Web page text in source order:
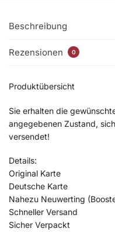
Beschreibung
Rezensionen 0
Produktübersicht
Sie erhalten die
angegebenen Zustand,
versendet!
Details:
Original Karte
Deutsche Karte
Nahezu Neuwerting
Schneller Versand
Sicher Verpackt